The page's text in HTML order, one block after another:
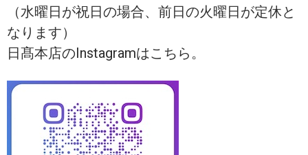
（水曜日が祝日の場合、前日の火曜日が定休と
なります）
日髙本店のInstagramはこちら。